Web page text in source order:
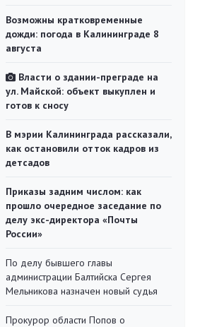
Возможны кратковременные
дожди: погода в Калининграде 8
августа
Власти о здании-преграде на
ул. Майской: объект выкуплен и
готов к сносу
В мэрии Калининграда рассказали,
как остановили отток кадров из
детсадов
Приказы задним числом: как
прошло очередное заседание по
делу экс-директора «Почты
России»
По делу бывшего главы
администрации Балтийска Сергея
Мельникова назначен новый судья
Прокурор области Попов о